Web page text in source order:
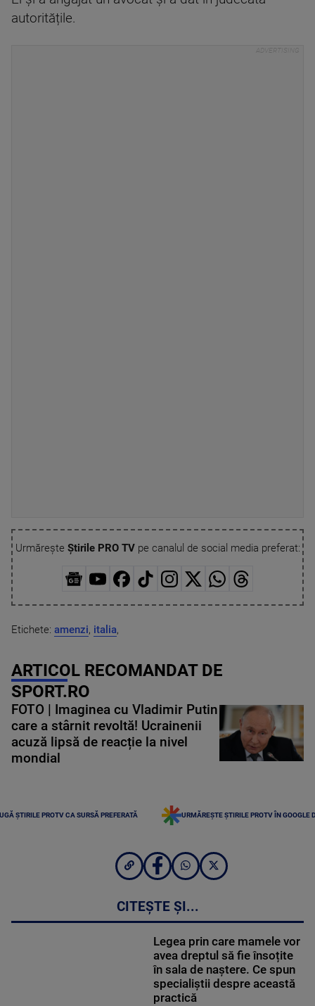
autoritățile.
Urmărește Știrile PRO TVpe canalul de social media preferat:
Etichete: amenzi, italia,
ARTICOL RECOMANDAT DE
SPORT.RO
FOTO | Imaginea cu Vladimir Putin
care a stârnit revoltă! Ucrainenii
acuză lipsă de reacție la nivel
mondial
ȘTIRILE PROTV CA SURSĂ PREFERATĂ URMĂREȘTE ȘTIRILE PROTV ÎN GOOGLE
CITEȘTE ȘI...
Legea prin care mamele vor
avea dreptul să fie însoțite
în sala de naștere. Ce spun
specialiștii despre această
practică